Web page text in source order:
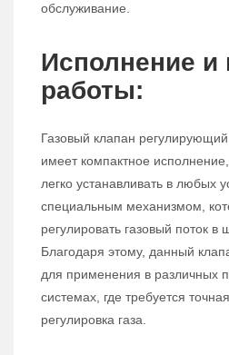
обслуживание.
Исполнение и
работы:
Газовый клапан
имеет компактное
легко устанавливать в любых
специальным механизмом,
регулировать газовый поток в
Благодаря этому, данный
для применения в различных
системах, где требуется
регулировка газа.